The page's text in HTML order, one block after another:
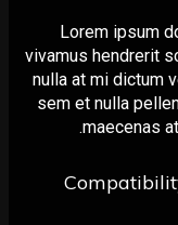
Lorem
vivamus
nulla at mi
sem et